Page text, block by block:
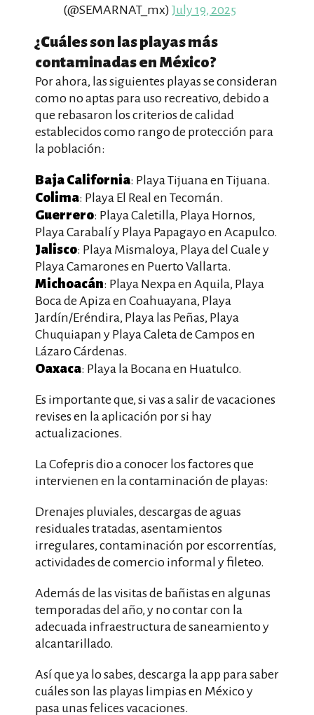
(@SEMARNAT_mx) July 19, 2025
¿Cuáles son las playas más
contaminadas en México?
Por ahora, las siguientes playas se consideran
como no aptas para uso recreativo, debido a
que rebasaron los criterios de calidad
establecidos como rango de protección para
la población:
Baja California: Playa Tijuana en Tijuana.
Colima: Playa El Real en Tecomán.
Guerrero: Playa Caletilla, Playa Hornos,
Playa Carabalí y Playa Papagayo en Acapulco.
Jalisco: Playa Mismaloya, Playa del Cuale y
Playa Camarones en Puerto Vallarta.
Michoacán: Playa Nexpa en Aquila, Playa
Boca de Apiza en Coahuayana, Playa
Jardín/Eréndira, Playa las Peñas, Playa
Chuquiapan y Playa Caleta de Campos en
Lázaro Cárdenas.
Oaxaca: Playa la Bocana en Huatulco.
Es importante que, si vas a salir de vacaciones
revises en la aplicación por si hay
actualizaciones.
La Cofepris dio a conocer los factores que
intervienen en la contaminación de playas:
Drenajes pluviales, descargas de aguas
residuales tratadas, asentamientos
irregulares, contaminación por escorrentías,
actividades de comercio informal y fileteo.
Además de las visitas de bañistas en algunas
temporadas del año, y no contar con la
adecuada infraestructura de saneamiento y
alcantarillado.
Así que ya lo sabes, descarga la app para saber
cuáles son las playas limpias en México y
pasa unas felices vacaciones.